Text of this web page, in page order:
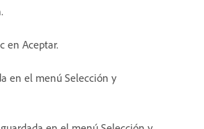
en Aceptar.
en el menú Selección y